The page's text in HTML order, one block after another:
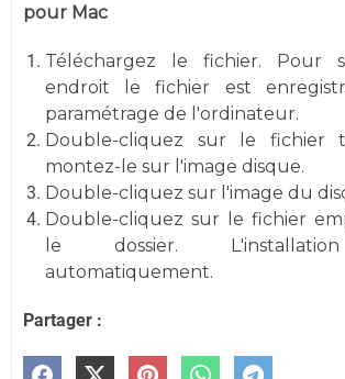
pour Mac
Téléchargez le fichier. Pour
endroit le fichier est
paramétrage de l'ordinateur.
Double-cliquez sur le fichier
montez-le sur l'image disque.
Double-cliquez sur l'image du
Double-cliquez sur le fichier
le dossier.
automatiquement.
Partager :